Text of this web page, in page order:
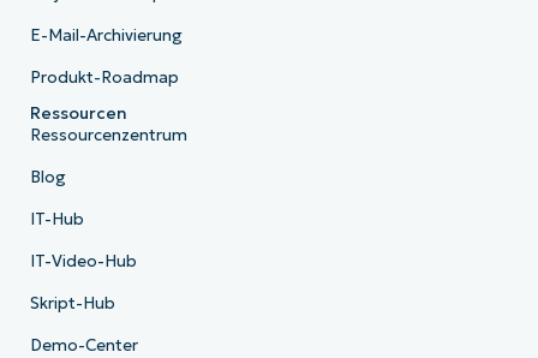
E-Mail-Archivierung
Produkt-Roadmap
Ressourcen
Ressourcenzentrum
Blog
IT-Hub
IT-Video-Hub
Skript-Hub
Demo-Center